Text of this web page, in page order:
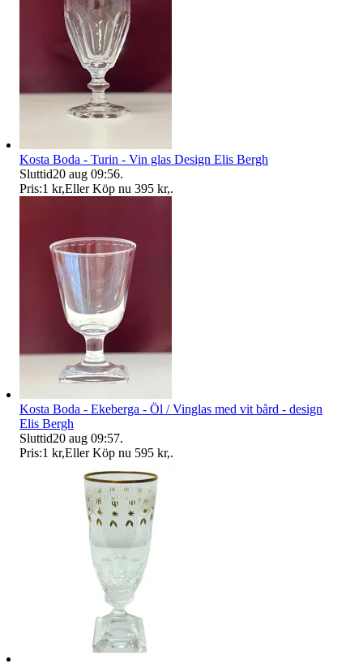
Kosta Boda - Turin - Vin glas Design Elis Bergh
Sluttid20 aug 09:56.
Pris:1 kr,Eller Köp nu 395 kr,.
Kosta Boda - Ekeberga - Öl / Vinglas med vit bård - design
Elis Bergh
Sluttid20 aug 09:57.
Pris:1 kr,Eller Köp nu 595 kr,.